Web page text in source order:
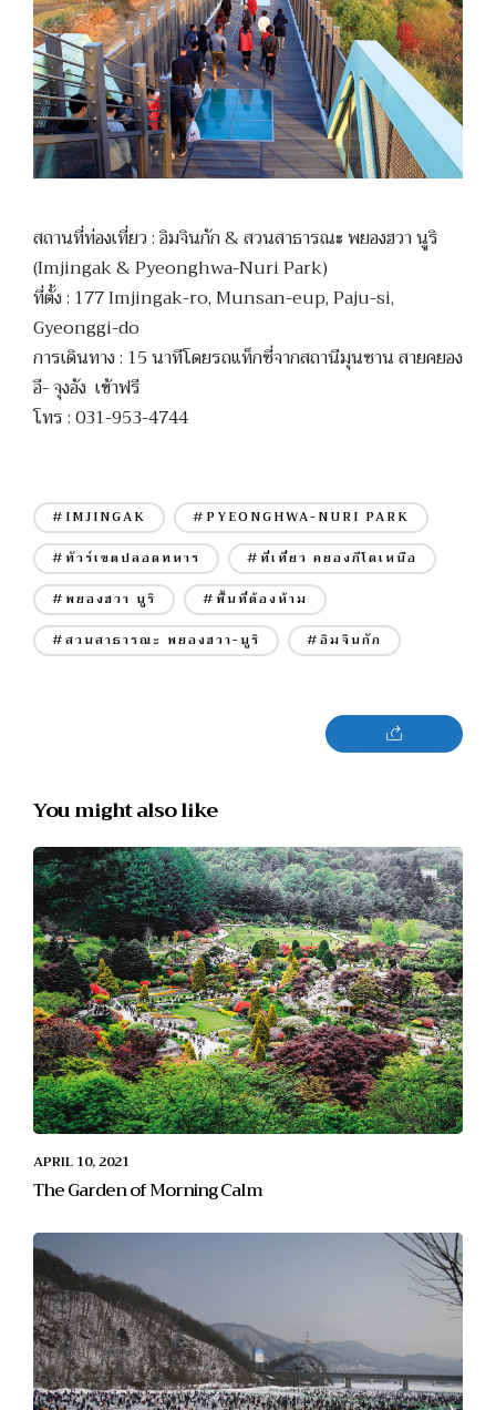
สถานที่ท่องเที่ยว : อิมจินกัก & สวนสาธารณะ พยองฮวา นูริ
(Imjingak & Pyeonghwa-Nuri Park)
ที่ตั้ง : 177 Imjingak-ro, Munsan-eup, Paju-si,
Gyeonggi-do
การเดินทาง : 15 นาทีโดยรถแท็กซี่จากสถานีมุนซาน สายคยอง
อี- จุงอัง เข้าฟรี
โทร : 031-953-4744
#IMJINGAK
#PYEONGHWA-NURI PARK
#ทัวร์เขตปลอดทหาร
#ที่เที่ยว คยองกีโดเหนือ
#พยองฮวา นูริ
#พื้นที่ต้องห้าม
#สวนสาธารณะ พยองฮวา-นูริ
#อิมจินกัก
You might also like
APRIL 10, 2021
The Garden of Morning Calm